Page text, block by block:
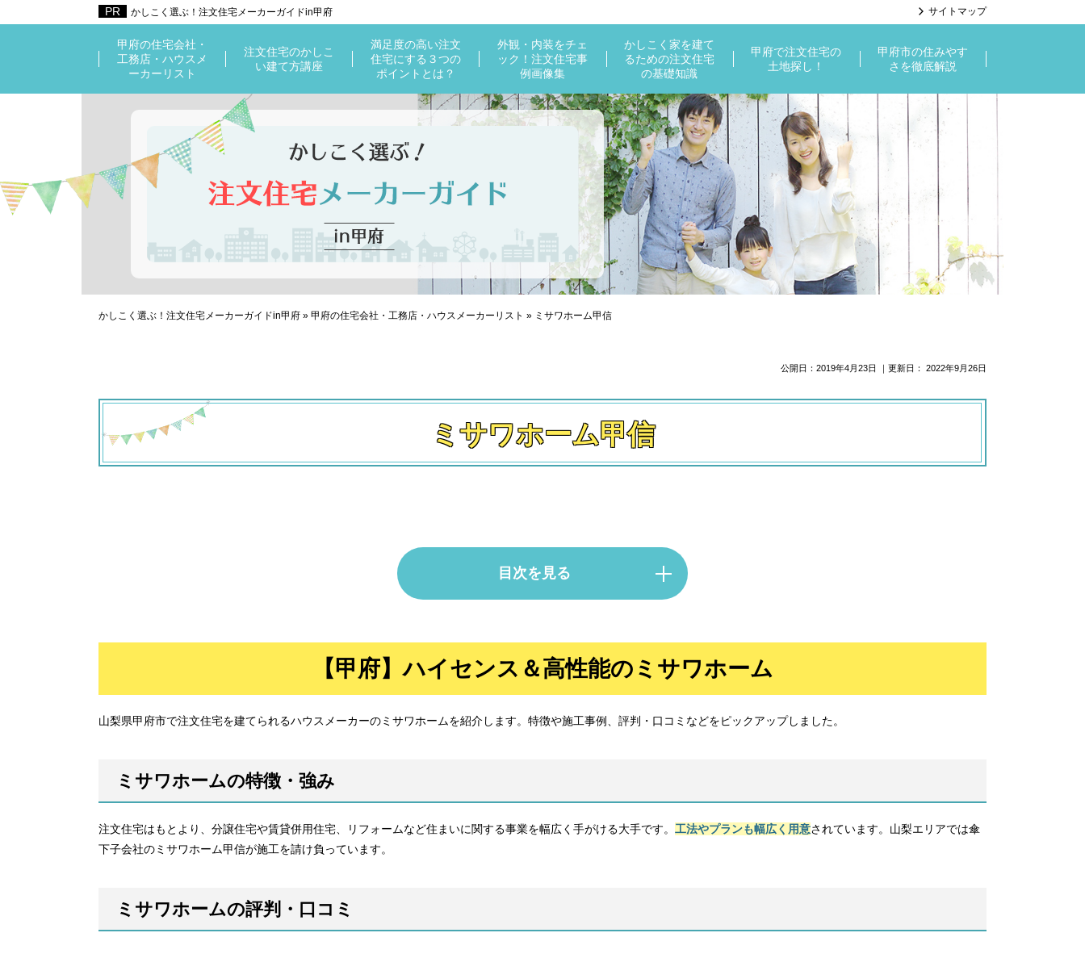
かしこく選ぶ！注文住宅メーカーガイドin甲府 サイトマップ
甲府の住宅会社・
工務店・ハウスメ
ーカーリスト
注文住宅のかしこ
い建て方講座
満足度の高い注文
住宅にする３つの
ポイントとは？
外観・内装をチェ
ック！注文住宅事
例画像集
かしこく家を建て
るための注文住宅
の基礎知識
甲府で注文住宅の
土地探し！
甲府市の住みやす
さを徹底解説
かしこく選ぶ！注文住宅メーカーガイドin甲府 » 甲府の住宅会社・工務店・ハウスメーカーリスト » ミサワホーム甲信
公開日： 2019年4月23日 ｜更新日： 2022年9月26日
ミサワホーム甲信
目次を見る
【甲府】ハイセンス＆高性能の ミサワホーム
山梨県甲府市で注文住宅を建てられるハウスメーカーのミサワホームを紹介します。特徴や施工事例、評判・口コミなどをピックアップしました。
ミサワホームの特徴・強み
注文住宅はもとより、分譲住宅や賃貸併用住宅、リフォームなど住まいに関する事業を幅広く手がける大手です。 工法やプランも幅広く用意されています。山梨エリアでは傘
下子会社のミサワホーム甲信が施工を請け負っています。
ミサワホームの評判・口コミ